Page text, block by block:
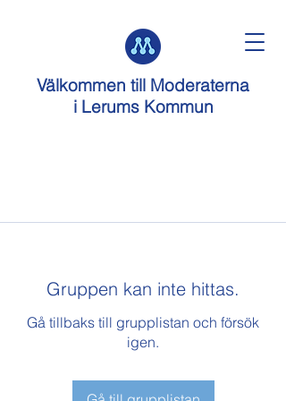
Välkommen till Moderaterna
i Lerums Kommun
Gruppen kan inte hittas.
Gå tillbaks till grupplistan och försök
igen.